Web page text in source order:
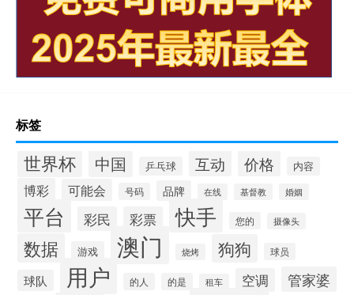
标签
世界杯 中国 乒乓球 互动 价格 内容
博彩 可能会 号码 品牌 在线 基督教 婚姻
平台 彩民 彩票 快手 您的 摄像头
数据 游戏 澳门 烧烤 狗狗 球员
球队 用户 的人 的是 租车 空调 管家婆